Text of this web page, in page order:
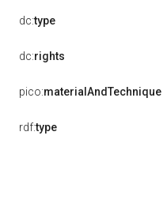
dc:type
dc:rights
pico:materialAndTechnique
rdf:type